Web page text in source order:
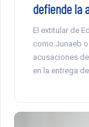
defiende la
El extitular de
como Junaeb
acusaciones
en la entrega